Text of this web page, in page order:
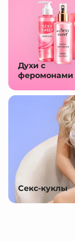
Духи с
феромонами
Секс-куклы